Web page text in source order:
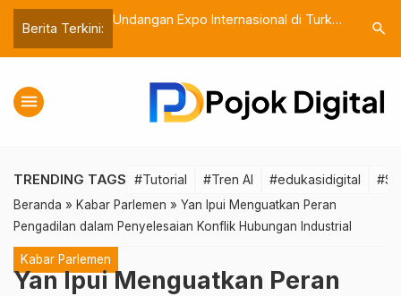
Berita Terkini:
di Turki Kutim Tingkatkan Kualitas SDM
Penguatan Guru
Sasar
search
menu
TRENDING TAGS #Tutorial #Tren AI #edukasidigital
Beranda » Kabar Parlemen » Yan Ipui Menguatkan Peran
Pengadilan dalam Penyelesaian Konflik Hubungan Industrial
Kabar Parlemen
Yan Ipui Menguatkan Peran